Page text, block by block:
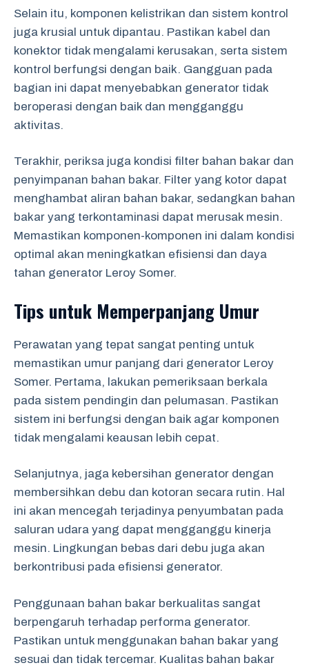
Selain itu, komponen kelistrikan dan sistem kontrol
juga krusial untuk dipantau. Pastikan kabel dan
konektor tidak mengalami kerusakan, serta sistem
kontrol berfungsi dengan baik. Gangguan pada
bagian ini dapat menyebabkan generator tidak
beroperasi dengan baik dan mengganggu
aktivitas.
Terakhir, periksa juga kondisi filter bahan bakar dan
penyimpanan bahan bakar. Filter yang kotor dapat
menghambat aliran bahan bakar, sedangkan bahan
bakar yang terkontaminasi dapat merusak mesin.
Memastikan komponen-komponen ini dalam kondisi
optimal akan meningkatkan efisiensi dan daya
tahan generator Leroy Somer.
Tips untuk Memperpanjang Umur
Perawatan yang tepat sangat penting untuk
memastikan umur panjang dari generator Leroy
Somer. Pertama, lakukan pemeriksaan berkala
pada sistem pendingin dan pelumasan. Pastikan
sistem ini berfungsi dengan baik agar komponen
tidak mengalami keausan lebih cepat.
Selanjutnya, jaga kebersihan generator dengan
membersihkan debu dan kotoran secara rutin. Hal
ini akan mencegah terjadinya penyumbatan pada
saluran udara yang dapat mengganggu kinerja
mesin. Lingkungan bebas dari debu juga akan
berkontribusi pada efisiensi generator.
Penggunaan bahan bakar berkualitas sangat
berpengaruh terhadap performa generator.
Pastikan untuk menggunakan bahan bakar yang
sesuai dan tidak tercemar. Kualitas bahan bakar